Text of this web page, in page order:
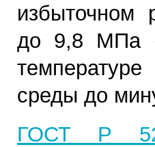
избыточном
до 9,8 МПа
среды до
ГОСТ Р